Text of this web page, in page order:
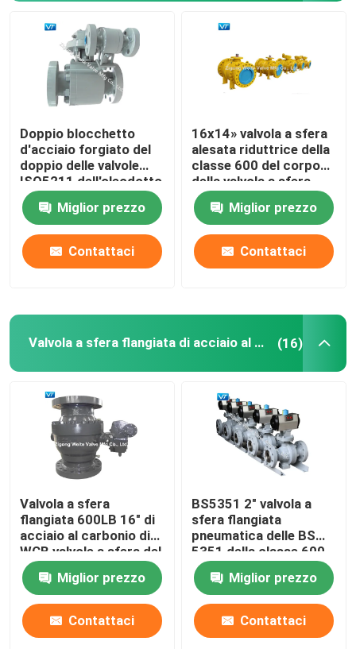
Doppio blocchetto
d'acciaio forgiato del
doppio delle valvole
ISO5211 dell'oleodotto
e valvole a sfera di
scaricoMiglior prezzo
Contattaci
16x14» valvola a sfera
alesata riduttrice della
classe 600 del corpo
della valvola a sfera
WCC
Miglior prezzo
Contattaci
Valvola a sfera flangiata di acciaio al carbonio (16)
Valvola a sfera
flangiata 600LB 16" di
acciaio al carbonio di
WCB valvole a sfera del
grande diametro
Miglior prezzo
Contattaci
BS5351 2" valvola a
sfera flangiata
pneumatica delle BS
5351 della classe 600
della valvola a sfera
con il contenitore di
commutatore di limite
Miglior prezzo
Contattaci